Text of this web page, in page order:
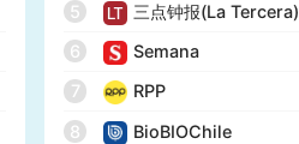
5
三点钟报(La Tercera)
6
Semana
7
RPP
8
BioBIOChile